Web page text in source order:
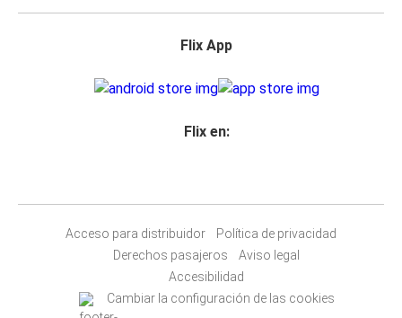
Flix App
Flix en:
Acceso para distribuidor
Política de privacidad
Derechos pasajeros
Aviso legal
Accesibilidad
Cambiar la configuración de las cookies